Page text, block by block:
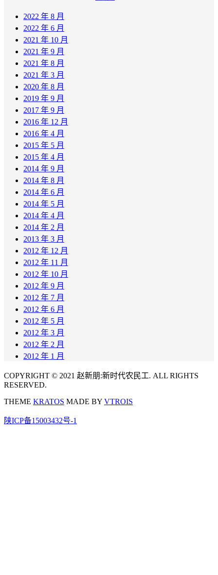
2022 年 8 月
2022 年 6 月
2021 年 10 月
2021 年 9 月
2021 年 8 月
2021 年 3 月
2020 年 8 月
2019 年 9 月
2017 年 9 月
2016 年 12 月
2016 年 4 月
2015 年 5 月
2015 年 4 月
2014 年 9 月
2014 年 8 月
2014 年 6 月
2014 年 5 月
2014 年 4 月
2014 年 2 月
2013 年 3 月
2012 年 12 月
2012 年 11 月
2012 年 10 月
2012 年 9 月
2012 年 7 月
2012 年 6 月
2012 年 5 月
2012 年 3 月
2012 年 2 月
2012 年 1 月
COPYRIGHT © 2021 赵新朋:新时代农民工. ALL RIGHTS
RESERVED.
THEME KRATOS MADE BY VTROIS
陕ICP备15003432号-1